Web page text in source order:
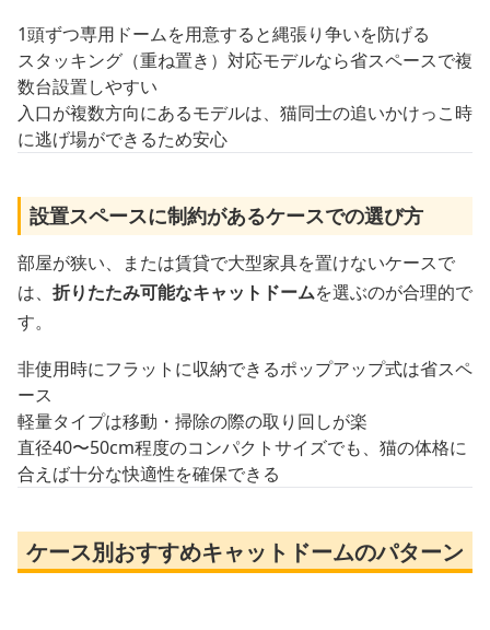
1頭ずつ専用ドームを用意すると縄張り争いを防げる
スタッキング（重ね置き）対応モデルなら省スペースで複
数台設置しやすい
入口が複数方向にあるモデルは、猫同士の追いかけっこ時
に逃げ場ができるため安心
設置スペースに制約があるケースでの選び方
部屋が狭い、または賃貸で大型家具を置けないケースで
は、 折りたたみ可能なキャットドームを選ぶのが合理的で
す。
非使用時にフラットに収納できるポップアップ式は省スペ
ース
軽量タイプは移動・掃除の際の取り回しが楽
直径40〜50cm程度のコンパクトサイズでも、猫の体格に
合えば十分な快適性を確保できる
ケース別おすすめキャットドームのパターン